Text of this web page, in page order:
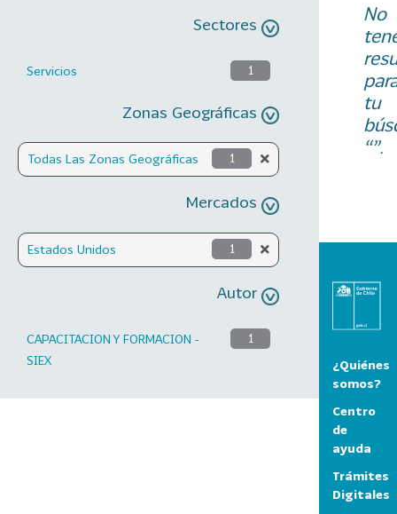
Sectores
Servicios 1
Zonas Geográficas
Todas Las Zonas Geográficas 1
Mercados
Estados Unidos 1
Autor
CAPACITACION Y FORMACION -
SIEX
1
No
tu
“”.
¿Quiénes
somos?
Centro
de
ayuda
Trámites
Digitales